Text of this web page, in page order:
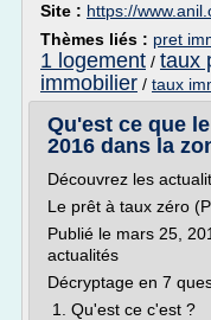
Site : https://
Thèmes liés : pret
1 logement / taux
immobilier / taux
Qu'est ce que
2016 dans la
Découvrez les
Le prêt à taux zéro
Publié le mars 25,
actualités
Décryptage en 7
1. Qu'est ce c'est ?